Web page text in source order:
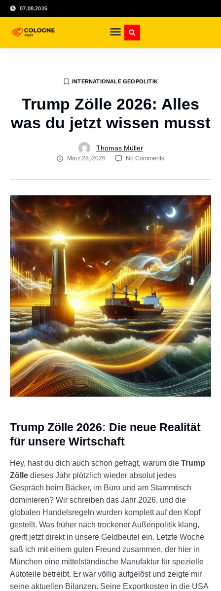
07.08.2026
INTERNATIONALE GEOPOLITIK
Trump Zölle 2026: Alles
was du jetzt wissen musst
Thomas Müller
März 28, 2026 No Comments
Trump Zölle 2026: Die neue Realität
für unsere Wirtschaft
Hey, hast du dich auch schon gefragt, warum die Trump
Zölle dieses Jahr plötzlich wieder absolut jedes
Gespräch beim Bäcker, im Büro und am Stammtisch
dominieren? Wir schreiben das Jahr 2026, und die
globalen Handelsregeln wurden komplett auf den Kopf
gestellt. Was früher nach trockener Außenpolitik klang,
greift jetzt direkt in unsere Geldbeutel ein. Letzte Woche
saß ich mit einem guten Freund zusammen, der hier in
München eine mittelständische Manufaktur für spezielle
Autoteile betreibt. Er war völlig aufgelöst und zeigte mir
seine aktuellen Bilanzen. Seine Exportkosten in die USA